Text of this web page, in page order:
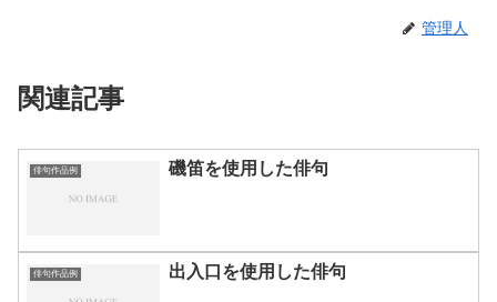
管理人
関連記事
俳句作品例 磯笛を使用した俳句
俳句作品例 出入口を使用した俳句